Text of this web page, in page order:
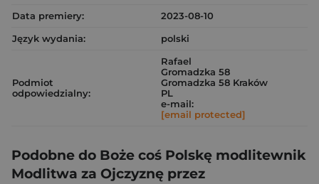
Data premiery:
2023-08-10
Język wydania:
polski
Podmiot
odpowiedzialny:
Rafael
Gromadzka 58
Gromadzka 58 Kraków
PL
e-mail:
[email protected]
Podobne do Boże coś Polskę modlitewnik
Modlitwa za Ojczyznę przez